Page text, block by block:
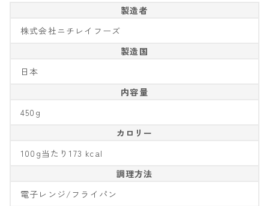
製造者
株式会社ニチレイフーズ
製造国
日本
内容量
450g
カロリー
100g当たり173 kcal
調理方法
電子レンジ/フライパン